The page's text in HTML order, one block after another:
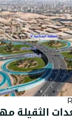
الثقيلة